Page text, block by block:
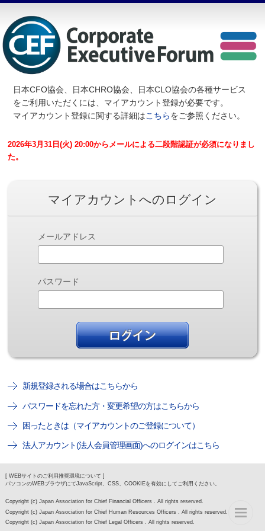
日本CFO協会、日本CHRO協会、日本CLO協会の各種サービス
をご利用いただくには、マイアカウント登録が必要です。
マイアカウント登録に関する詳細はこちらをご参照ください。
2026年3月31日(火) 20:00からメールによる二段階認証が必須になりまし
た。
マイアカウントへのログイン
メールアドレス
パスワード
新規登録される場合はこちらから
パスワードを忘れた方・変更希望の方はこちらから
困ったときは（マイアカウントのご登録について）
法人アカウント(法人会員管理画面)へのログインはこちら
[ WEBサイトのご利用推奨環境について ]
パソコンのWEBブラウザにてJavaScript、CSS、COOKIEを有効にしてご利用ください。
Copyright (c) Japan Association for Chief Financial Officers . All rights reserved.
Copyright (c) Japan Association for Chief Human Resources Officers . All rights reserved.
Copyright (c) Japan Association for Chief Legal Officers . All rights reserved.